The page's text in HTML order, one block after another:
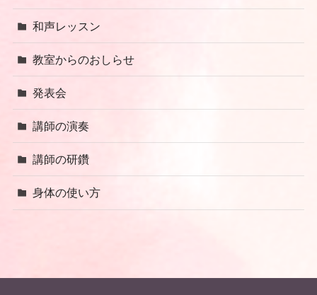
和声レッスン
教室からのおしらせ
発表会
講師の演奏
講師の研鑽
身体の使い方